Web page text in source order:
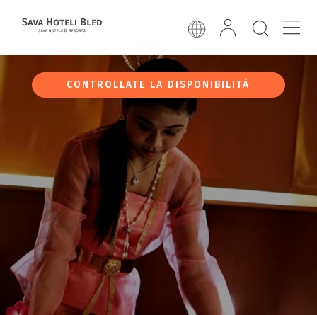
CONTROLLATE LA DISPONIBILITÀ